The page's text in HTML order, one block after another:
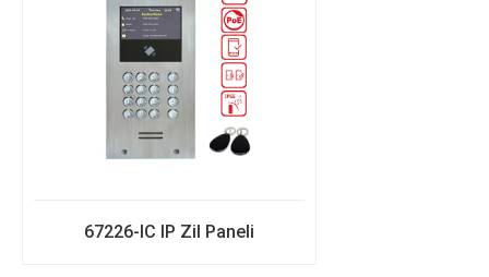
67226-IC IP Zil Paneli